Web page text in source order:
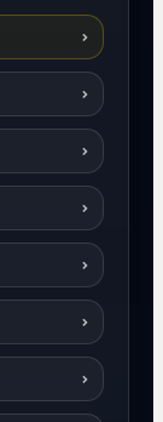
›
›
›
›
›
›
›